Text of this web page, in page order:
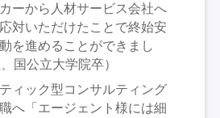
ーから人材サービス会社へ
対いただけたことで終始安
を進めることができまし
国公立大学院卒）
ィック型コンサルティング
へ「エージェント様には細